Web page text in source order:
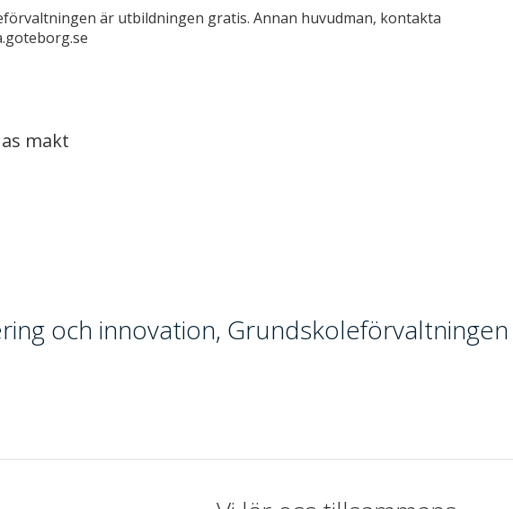
är utbildningen gratis. Annan huvudman, kontakta
makt
och innovation, Grundskoleförvaltningen